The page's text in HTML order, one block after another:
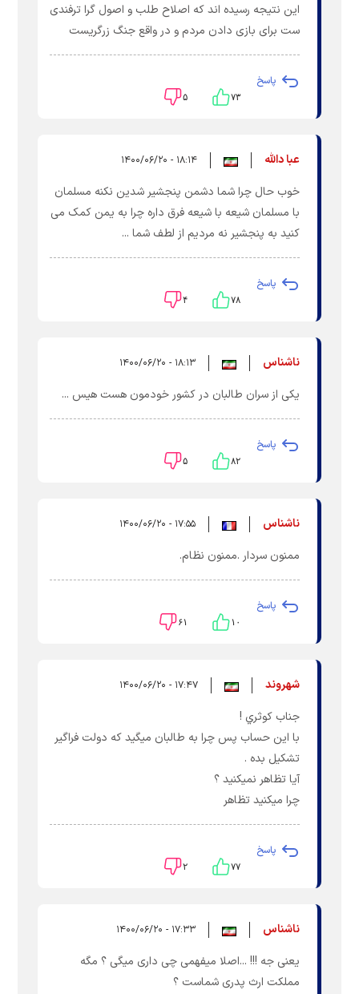
این نتیجه رسیده اند که اصلاح طلب و اصول گرا ترفندی
ست برای بازی دادن مردم و در واقع جنگ زرگریست
پاسخ
۷۳ ۵
عبا دالله ۱۸:۱۴ - ۱۴۰۰/۰۶/۲۰
خوب حال چرا شما دشمن پنجشیر شدین نکنه مسلمان
با مسلمان شیعه با شیعه فرق داره چرا به یمن کمک می
کنید به پنجشیر نه مردیم از لطف شما ...
پاسخ
۷۸ ۴
ناشناس ۱۸:۱۳ - ۱۴۰۰/۰۶/۲۰
یکی از سران طالبان در کشور خودمون هست هیس ...
پاسخ
۸۲ ۵
ناشناس ۱۷:۵۵ - ۱۴۰۰/۰۶/۲۰
ممنون سردار .ممنون نظام.
پاسخ
۱۰ ۶۱
شهروند ۱۷:۴۷ - ۱۴۰۰/۰۶/۲۰
جناب كوثري !
با اين حساب پس چرا به طالبان ميگيد كه دولت فراگير
تشكيل بده .
آيا تظاهر نميكنيد ؟
چرا ميكنيد تظاهر
پاسخ
۷۷ ۲
ناشناس ۱۷:۳۳ - ۱۴۰۰/۰۶/۲۰
یعنی جه !!! ...اصلا میفهمی چی داری میگی ؟ مگه
مملکت ارث پدری شماست ؟